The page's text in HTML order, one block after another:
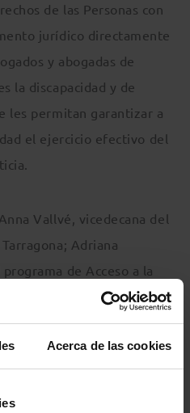
Acerca de las cookies
de las Personas con
jurídico directamente
y abogadas de
la discapacidad y de
les permitan garantizar a
el ejercicio efectivo del
Vallvé, vicedecana del
Adriana
de Acceso a la
y Jordá Vives,